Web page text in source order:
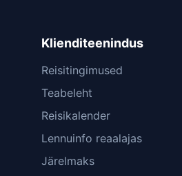
Klienditeenindus
Reisitingimused
Teabeleht
Reisikalender
Lennuinfo reaalajas
Järelmaks